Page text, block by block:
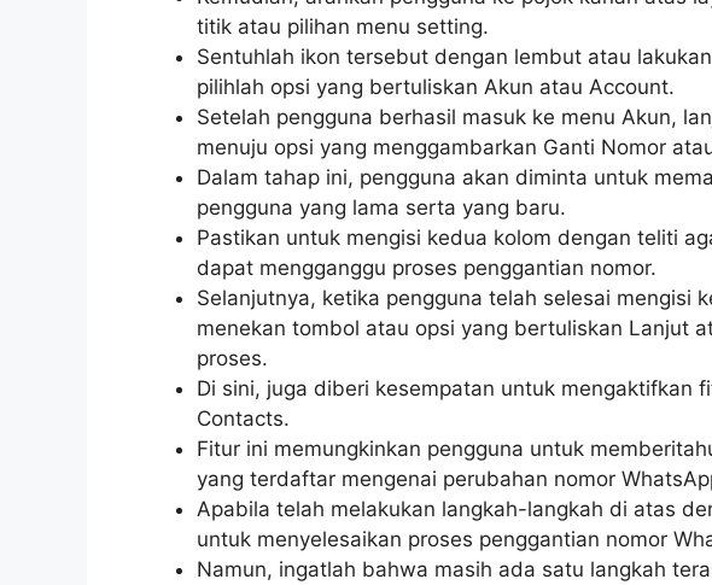
titik atau pilihan menu setting.
Sentuhlah ikon tersebut dengan lembut atau
pilihlah opsi yang bertuliskan Akun atau Account.
Setelah pengguna berhasil masuk ke menu Akun,
menuju opsi yang menggambarkan Ganti Nomor
Dalam tahap ini, pengguna akan diminta untuk
pengguna yang lama serta yang baru.
Pastikan untuk mengisi kedua kolom dengan teliti
dapat mengganggu proses penggantian nomor.
Selanjutnya, ketika pengguna telah selesai mengisi
menekan tombol atau opsi yang bertuliskan Lanjut
proses.
Di sini, juga diberi kesempatan untuk mengaktifkan
Contacts.
Fitur ini memungkinkan pengguna untuk
yang terdaftar mengenai perubahan nomor
Apabila telah melakukan langkah-langkah di atas
untuk menyelesaikan proses penggantian nomor
Namun, ingatlah bahwa masih ada satu langkah